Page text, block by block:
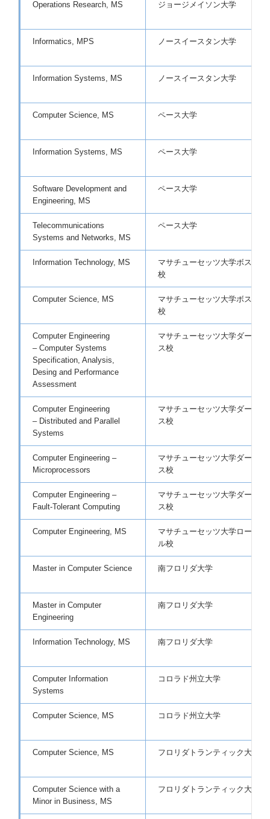
Operations Research, MS ジョージメイソン大学
Informatics, MPS ノースイースタン大学
Information Systems, MS ノースイースタン大学
Computer Science, MS ペース大学
Information Systems, MS ペース大学
Software Development and
Engineering, MS
ペース大学
Telecommunications
Systems and Networks, MS
ペース大学
Information Technology, MS
マサチューセッツ大学ボストン
校
Computer Science, MS
マサチューセッツ大学ボストン
校
Computer Engineering
– Computer Systems
Specification, Analysis,
Desing and Performance
Assessment
マサチューセッツ大学ダートマ
ス校
Computer Engineering
– Distributed and Parallel
Systems
マサチューセッツ大学ダートマ
ス校
Computer Engineering –
Microprocessors
マサチューセッツ大学ダートマ
ス校
Computer Engineering –
Fault-Tolerant Computing
マサチューセッツ大学ダートマ
ス校
Computer Engineering, MS
マサチューセッツ大学ローウェ
ル校
Master in Computer Science 南フロリダ大学
Master in Computer
Engineering
南フロリダ大学
Information Technology, MS 南フロリダ大学
Computer Information
Systems
コロラド州立大学
Computer Science, MS コロラド州立大学
Computer Science, MS フロリダトランティック大学
Computer Science with a
Minor in Business, MS
フロリダトランティック大学